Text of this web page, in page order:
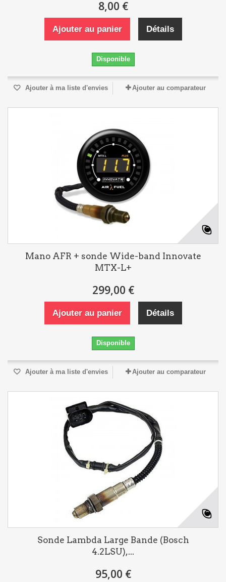
8,00 €
Ajouter au panier Détails
Disponible
Ajouter à ma liste d'envies Ajouter au comparateur
Mano AFR + sonde Wide-band Innovate
MTX-L+
299,00 €
Ajouter au panier Détails
Disponible
Ajouter à ma liste d'envies Ajouter au comparateur
Sonde Lambda Large Bande (Bosch
4.2LSU),...
95,00 €